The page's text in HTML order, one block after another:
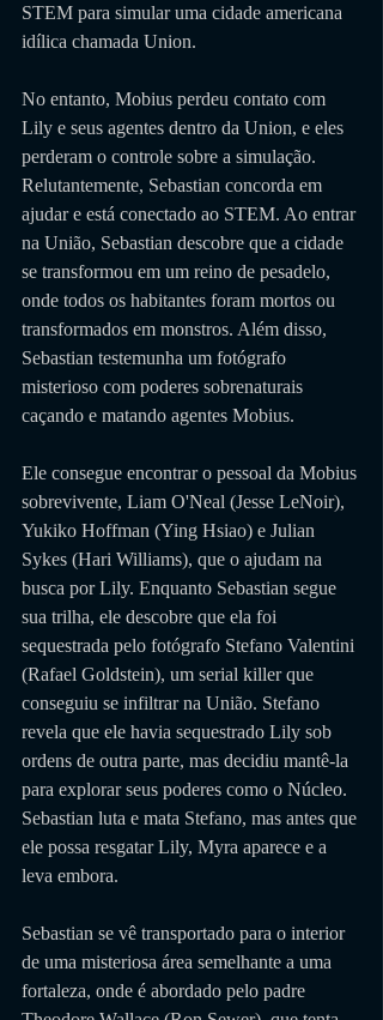
STEM para simular uma cidade americana
idílica chamada Union.
No entanto, Mobius perdeu contato com
Lily e seus agentes dentro da Union, e eles
perderam o controle sobre a simulação.
Relutantemente, Sebastian concorda em
ajudar e está conectado ao STEM. Ao entrar
na União, Sebastian descobre que a cidade
se transformou em um reino de pesadelo,
onde todos os habitantes foram mortos ou
transformados em monstros. Além disso,
Sebastian testemunha um fotógrafo
misterioso com poderes sobrenaturais
caçando e matando agentes Mobius.
Ele consegue encontrar o pessoal da Mobius
sobrevivente, Liam O'Neal (Jesse LeNoir),
Yukiko Hoffman (Ying Hsiao) e Julian
Sykes (Hari Williams), que o ajudam na
busca por Lily. Enquanto Sebastian segue
sua trilha, ele descobre que ela foi
sequestrada pelo fotógrafo Stefano Valentini
(Rafael Goldstein), um serial killer que
conseguiu se infiltrar na União. Stefano
revela que ele havia sequestrado Lily sob
ordens de outra parte, mas decidiu mantê-la
para explorar seus poderes como o Núcleo.
Sebastian luta e mata Stefano, mas antes que
ele possa resgatar Lily, Myra aparece e a
leva embora.
Sebastian se vê transportado para o interior
de uma misteriosa área semelhante a uma
fortaleza, onde é abordado pelo padre